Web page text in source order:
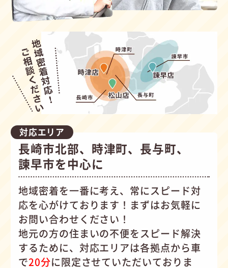
対応エリア
長崎市北部、時津町、長与町、
諫早市を中心に
地域密着を一番に考え、常にスピード対
応を心がけております！まずはお気軽に
お問い合わせください！
地元の方の住まいの不便をスピード解決
するために、対応エリアは各拠点から車
で20分に限定させていただいておりま